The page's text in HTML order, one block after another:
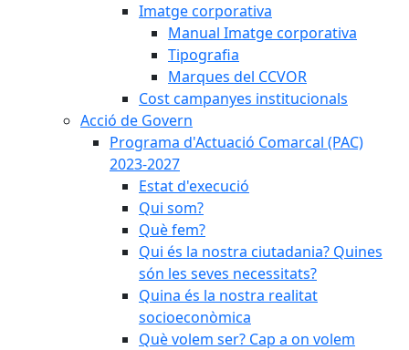
Imatge corporativa
Manual Imatge corporativa
Tipografia
Marques del CCVOR
Cost campanyes institucionals
Acció de Govern
Programa d'Actuació Comarcal (PAC)
2023-2027
Estat d'execució
Qui som?
Què fem?
Qui és la nostra ciutadania? Quines
són les seves necessitats?
Quina és la nostra realitat
socioeconòmica
Què volem ser? Cap a on volem